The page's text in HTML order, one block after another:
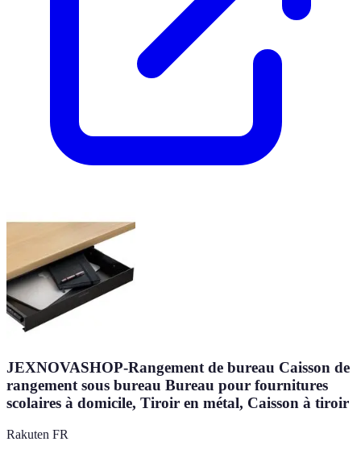
JEXNOVASHOP-Rangement de bureau Caisson de
rangement sous bureau Bureau pour fournitures
scolaires à domicile, Tiroir en métal, Caisson à tiroir
Rakuten FR